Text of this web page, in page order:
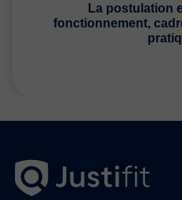
La postulation
fonctionnement,